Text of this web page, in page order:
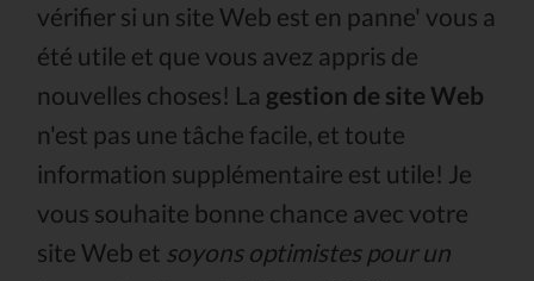
vérifier si un site Web est en panne' vous a
été utile et que vous avez appris de
nouvelles choses! La gestion de site Web
n'est pas une tâche facile, et toute
information supplémentaire est utile! Je
vous souhaite bonne chance avec votre
site Web et soyons optimistes pour un